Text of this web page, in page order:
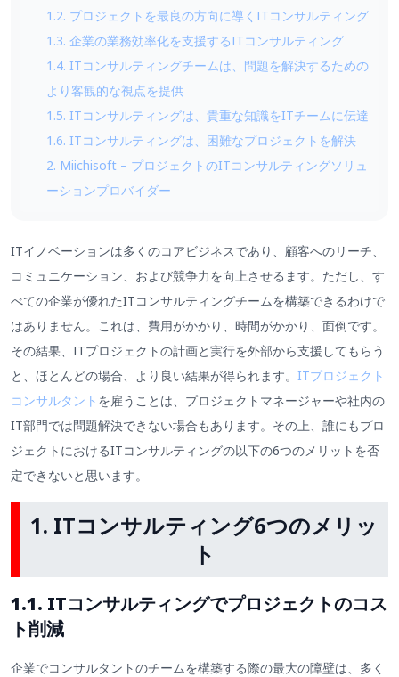
1.2. プロジェクトを最良の方向に導くITコンサルティング
1.3. 企業の業務効率化を支援するITコンサルティング
1.4. ITコンサルティングチームは、問題を解決するための
より客観的な視点を提供
1.5. ITコンサルティングは、貴重な知識をITチームに伝達
1.6. ITコンサルティングは、困難なプロジェクトを解決
2. Miichisoft – プロジェクトのITコンサルティングソリュ
ーションプロバイダー
ITイノベーションは多くのコアビジネスであり、顧客へのリーチ、
コミュニケーション、および競争力を向上させるます。ただし、す
べての企業が優れたITコンサルティングチームを構築できるわけで
はありません。これは、費用がかかり、時間がかかり、面倒です。
その結果、ITプロジェクトの計画と実行を外部から支援してもらう
と、ほとんどの場合、より良い結果が得られます。 ITプロジェクト
コンサルタント を雇うことは、プロジェクトマネージャーや社内の
IT部門では問題解決できない場合もあります。その上、誰にもプロ
ジェクトにおけるITコンサルティングの以下の6つのメリットを否
定できないと思います。
1. ITコンサルティング6つのメリッ
ト
1.1. ITコンサルティングでプロジェクトのコス
ト削減
企業でコンサルタントのチームを構築する際の最大の障壁は、多く